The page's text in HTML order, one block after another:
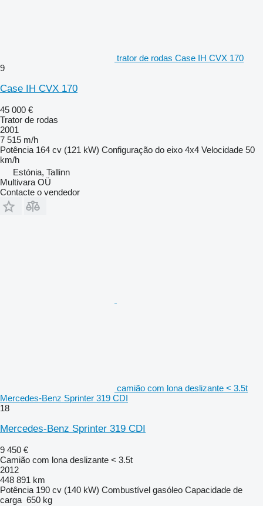
trator de rodas Case IH CVX 170
9
Case IH CVX 170
45 000 €
Trator de rodas
2001
7 515 m/h
Potência 164 cv (121 kW) Configuração do eixo 4x4 Velocidade 50
km/h
Estónia, Tallinn
Multivara OÜ
Contacte o vendedor
camião com lona deslizante < 3.5t
Mercedes-Benz Sprinter 319 CDI
18
Mercedes-Benz Sprinter 319 CDI
9 450 €
Camião com lona deslizante < 3.5t
2012
448 891 km
Potência 190 cv (140 kW) Combustível gasóleo Capacidade de
carga 650 kg